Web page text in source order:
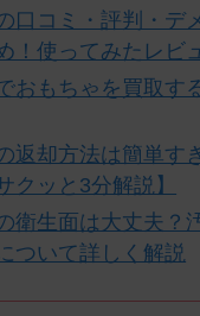
口コミ・評判・デ
！使ってみたレビ
おもちゃを買取す
返却方法は簡単す
クッと3分解説】
衛生面は大丈夫？
ついて詳しく解説